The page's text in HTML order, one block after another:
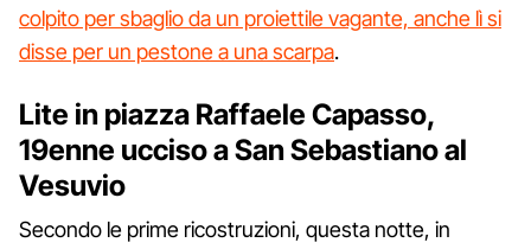
colpito per sbaglio da un proiettile vagante, anche lì si
disse per un pestone a una scarpa.
Lite in piazza Raffaele Capasso,
19enne ucciso a San Sebastiano al
Vesuvio
Secondo le prime ricostruzioni, questa notte, in